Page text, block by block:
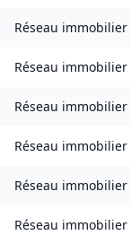
Réseau immobilier
Réseau immobilier
Réseau immobilier
Réseau immobilier
Réseau immobilier
Réseau immobilier